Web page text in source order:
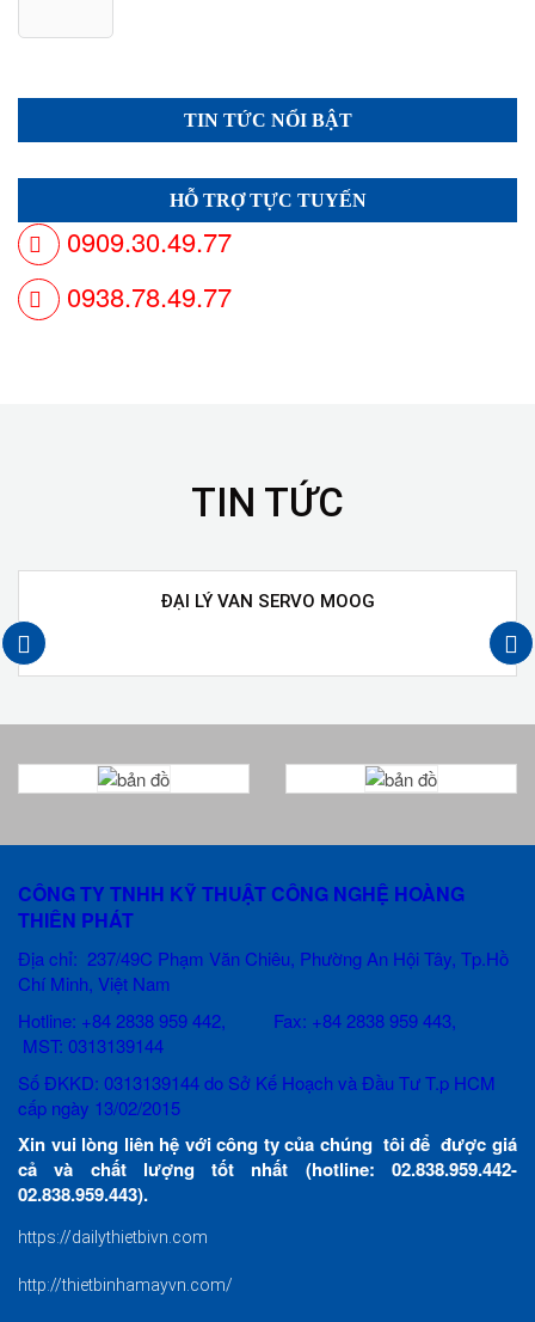
TIN TỨC NỔI BẬT
HỖ TRỢ TỰC TUYẾN
0909.30.49.77
0938.78.49.77
TIN TỨC
ĐẠI LÝ VAN SERVO MOOG
prev
next
CÔNG TY TNHH KỸ THUẬT CÔNG NGHỆ HOÀNG
THIÊN PHÁT
Địa chỉ: 237/49C Phạm Văn Chiêu, Phường An Hội Tây, Tp.Hồ
Chí Minh, Việt Nam
Hotline: +84 2838 959 442, Fax: +84 2838 959 443,
MST: 0313139144
Số ĐKKD: 0313139144 do Sở Kế Hoạch và Đầu Tư T.p HCM
cấp ngày 13/02/2015
Xin vui lòng liên hệ với công ty của chúng tôi để được giá
cả và chất lượng tốt nhất (hotline: 02.838.959.442-
02.838.959.443).
https://dailythietbivn.com
http://thietbinhamayvn.com/